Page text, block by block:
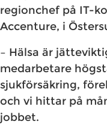
regionchef på IT-
Accenture, i
– Hälsa är
medarbetare
sjukförsäkring,
och vi hittar på
jobbet.